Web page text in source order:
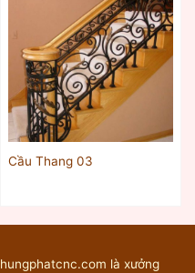
Cầu Thang 03
hungphatcnc.com là xưởng